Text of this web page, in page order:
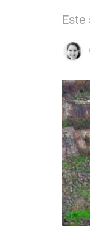
Este